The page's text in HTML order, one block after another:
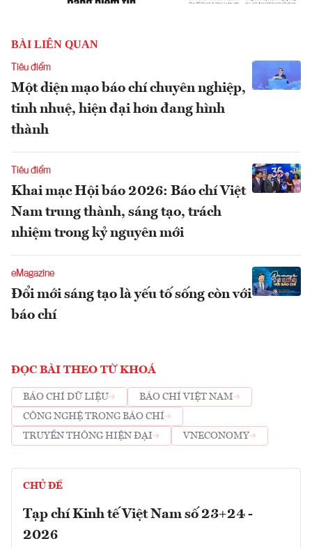
BÀI LIÊN QUAN
Tiêu điểm
Một diện mạo báo chí chuyên nghiệp,
tinh nhuệ, hiện đại hơn đang hình
thành
Tiêu điểm
Khai mạc Hội báo 2026: Báo chí Việt
Nam trung thành, sáng tạo, trách
nhiệm trong kỷ nguyên mới
eMagazine
Đổi mới sáng tạo là yếu tố sống còn với
báo chí
ĐỌC BÀI THEO TỪ KHOÁ
BÁO CHÍ DỮ LIỆU
BÁO CHÍ VIỆT NAM
CÔNG NGHỆ TRONG BÁO CHÍ
TRUYỀN THÔNG HIỆN ĐẠI
VNECONOMY
CHỦ ĐỀ
Tạp chí Kinh tế Việt Nam số 23+24 -
2026